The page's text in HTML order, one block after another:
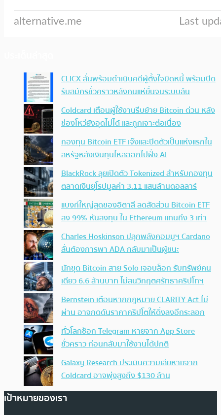
CLICX ลั่นพร้อมดำเนินคดีผู้ตั้งใจบิดหนี้ พร้อมปิด
รับสมัครชั่วคราวหลังคนแห่ยื่นจนระบบล้น
Coldcard เตือนผู้ใช้งานรีบย้าย Bitcoin ด่วน หลัง
ช่องโหว่ยังอุดไม่ได้ และถูกเจาะต่อเนื่อง
กองทุน Bitcoin ETF เจ๊งและปิดตัวเป็นแห่งแรกใน
สหรัฐหลังเงินทุนไหลออกไปฝั่ง AI
BlackRock ลุยเปิดตัว Tokenized สำหรับกองทุน
ตลาดเงินยุโรปมูลค่า 3.11 แสนล้านดอลลาร์
แบงก์ใหญ่สุดของอิตาลี ลดสัดส่วน Bitcoin ETF
ลง 99% หันลงทุน ใน Ethereum แทนถึง 3 เท่า
Charles Hoskinson ปลุกพลังคอมมูฯ Cardano
ลั่นต้องการพา ADA กลับมาเป็นผู้ชนะ
นักขุด Bitcoin สาย Solo เจอบล็อก รับทรัพย์คน
เดียว 6.6 ล้านบาท ไม่สนวิกฤตศรัทธาคริปโทฯ
Bernstein เตือนหากกฎหมาย CLARITY Act ไม่
ผ่าน อาจกดดันราคาคริปโตให้ดิ่งลงอีกระลอก
ทั่วโลกช็อก Telegram หายจาก App Store
ชั่วคราว ก่อนกลับมาใช้งานได้ปกติ
Galaxy Research ประเมินความเสียหายจาก
Coldcard อาจพุ่งสูงถึง $130 ล้าน
เป้าหมายของเรา